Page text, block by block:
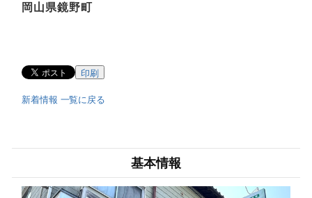
岡山県鏡野町
印刷
新着情報 一覧に戻る
基本情報